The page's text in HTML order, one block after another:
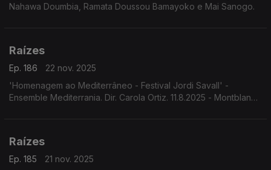
Nahawa Doumbia, Ramata Doussou Bamayoko e Mai Sanogo.
Raízes
Ep. 186
22 nov. 2025
'Homenagem ao Mediterrâneo - Festival Jordi Savall' -
Ensemble Mediterrania. Dir. Carola Ortiz. 11.8.2025 - Montblanc,
Raízes
Ep. 185
21 nov. 2025